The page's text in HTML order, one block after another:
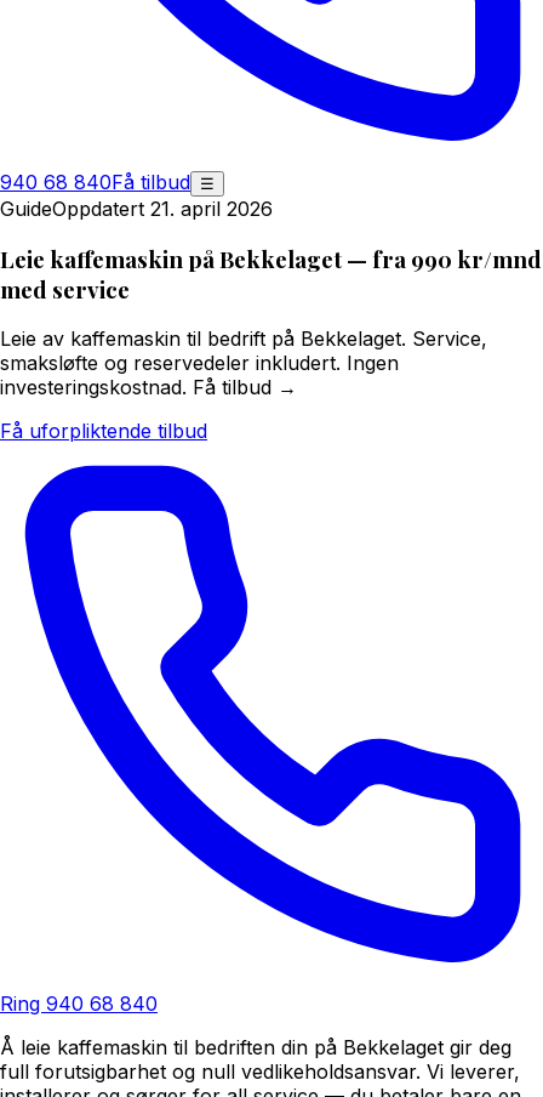
940 68 840Få tilbud ☰
GuideOppdatert 21. april 2026
Leie kaffemaskin på Bekkelaget — fra 990 kr/mnd
med service
Leie av kaffemaskin til bedrift på Bekkelaget. Service,
smaksløfte og reservedeler inkludert. Ingen
investeringskostnad. Få tilbud →
Få uforpliktende tilbud
Ring 940 68 840
Å leie kaffemaskin til bedriften din på Bekkelaget gir deg
full forutsigbarhet og null vedlikeholdsansvar. Vi leverer,